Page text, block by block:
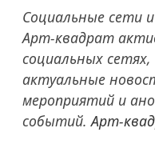
Социальные сети
Арт-квадрат
социальных
актуальные
мероприятий и
событий.Арт-